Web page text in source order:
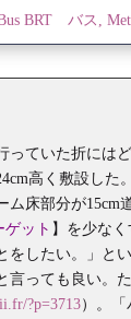
BRT バス,
っていた折には
高く敷設した
ム床部分が
ゲット 】を少な
をしたい。」と
言っても良い。
?p=3713）。